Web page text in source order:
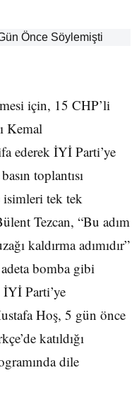
için, 15 CHP’li
Kemal
ederek İYİ Parti’ye
toplantısı
tek tek
Tezcan, “Bu adım
kaldırma adımıdır”
bomba gibi
Parti’ye
Hoş, 5 gün önce
katıldığı
dile